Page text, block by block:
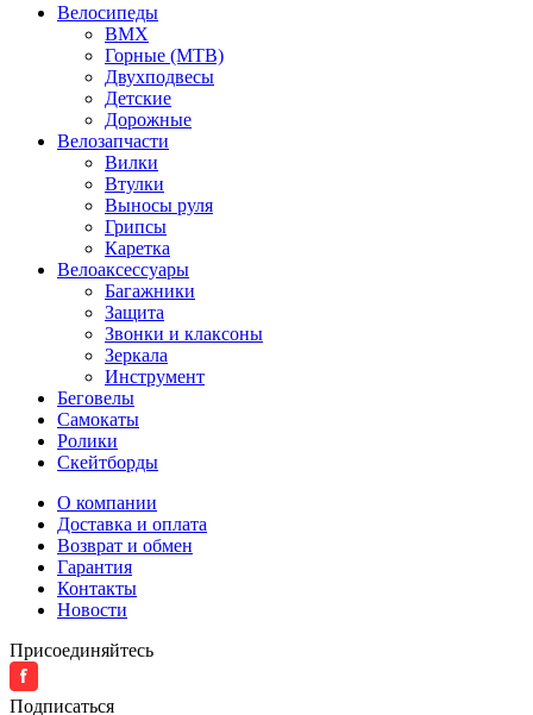
Велосипеды
BMX
Горные (MTB)
Двухподвесы
Детские
Дорожные
Велозапчасти
Вилки
Втулки
Выносы руля
Грипсы
Каретка
Велоаксессуары
Багажники
Защита
Звонки и клаксоны
Зеркала
Инструмент
Беговелы
Самокаты
Ролики
Скейтборды
О компании
Доставка и оплата
Возврат и обмен
Гарантия
Контакты
Новости
Присоединяйтесь
Подписаться